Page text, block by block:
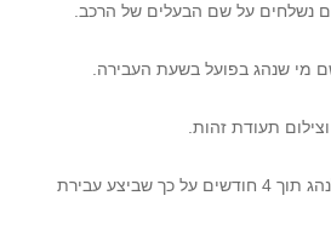
5.המשטרה חייבת להודיע לנהג תוך 4 חודשים על כך שביצע עבירת